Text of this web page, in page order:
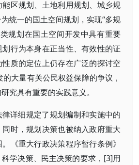
区规划、土地利用规划、城乡规
统一的国土空间规划，实现“多规
规划在国土空间开发中具有重要
行为本身在正当性、有效性的证
质的定位上仍存在广泛的探讨空
大量有关公民权益保障的争议，
究具有重要的实践意义。
详细规定了规划编制和实施中的
时，规划决策也被纳入政府重大
《重大行政决策程序暂行条例》
学决策、民主决策的要求，[3]用